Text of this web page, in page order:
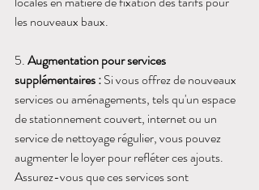
les nouveaux baux.
5. Augmentation pour services
supplémentaires : Si vous offrez de nouveaux
services ou aménagements, tels qu'un espace
de stationnement couvert, internet ou un
service de nettoyage régulier, vous pouvez
augmenter le loyer pour refléter ces ajouts.
Assurez-vous que ces services sont